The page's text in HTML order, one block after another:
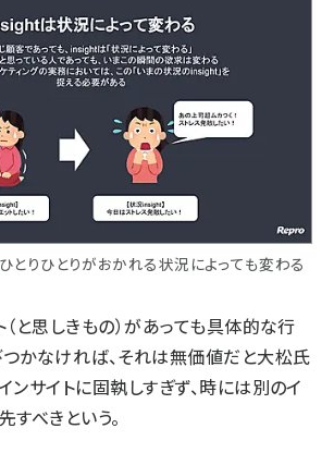
とりひとりがおかれる状況によっても変わる
（と思しきもの）があっても具体的な行
かなければ、それは無価値だと大松氏
ンサイトに固執しすぎず、時には別のイ
すべきという。